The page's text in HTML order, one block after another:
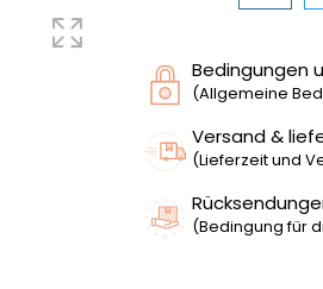
Bedingungen
(Allgemeine
Versand &
(Lieferzeit und
(Bedingung für